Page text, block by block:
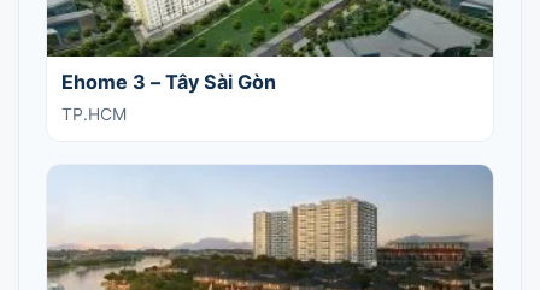
Ehome 3 – Tây Sài Gòn
TP.HCM